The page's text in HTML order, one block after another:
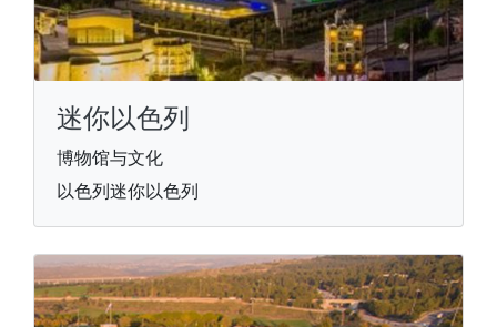
迷你以色列
博物馆与文化
以色列迷你以色列